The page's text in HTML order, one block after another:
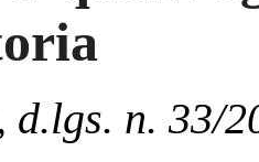
d.lgs. n. 33/